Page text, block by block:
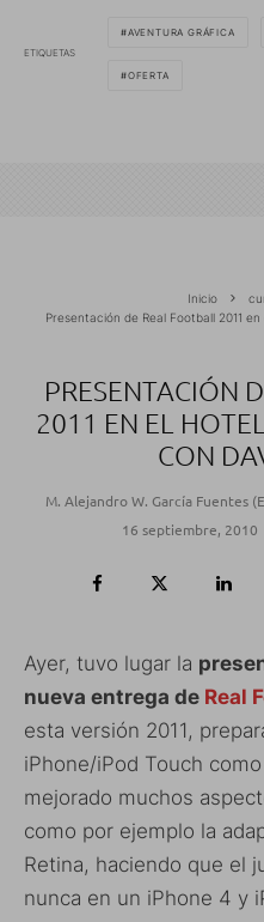
ETIQUETAS
AVENTURA GRÁFICA
OFERTA
Inicio
Presentación de Real Football 2011
PRESENTACIÓN
2011 EN EL
CON
M. Alejandro W. García Fuentes
16 septiembre, 2010
Ayer, tuvo lugar la
nueva entrega de Real
esta versión 2011,
iPhone/iPod Touch
mejorado muchos
como por ejemplo la
Retina, haciendo que el
nunca en un iPhone 4 y